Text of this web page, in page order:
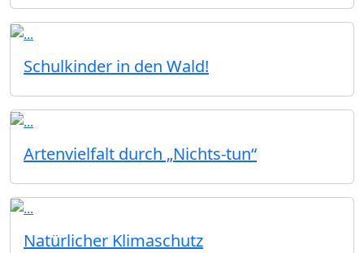
Schulkinder in den Wald!
Artenvielfalt durch „Nichts-tun“
Natürlicher Klimaschutz